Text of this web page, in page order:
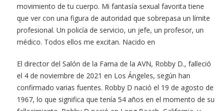
movimiento de tu cuerpo. Mi fantasía sexual favorita tiene
que ver con una figura de autoridad que sobrepasa un límite
profesional. Un policía de servicio, un jefe, un profesor, un
médico. Todos ellos me excitan. Nacido en
El director del Salón de la Fama de la AVN, Robby D., falleció
el 4 de noviembre de 2021 en Los Ángeles, según han
confirmado varias fuentes. Robby D nació el 19 de agosto de
1967, lo que significa que tenía 54 años en el momento de su